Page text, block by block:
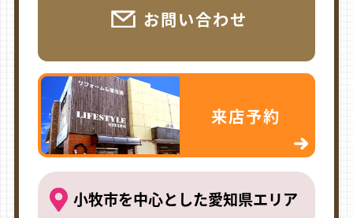
お問い合わせ
来店予約
小牧市を中心とした愛知県エリア